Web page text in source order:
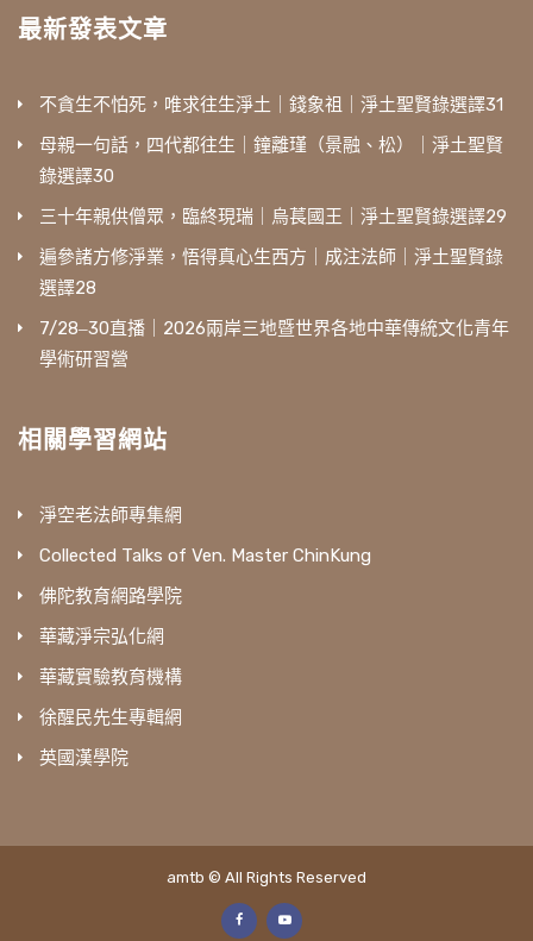
最新發表文章
不貪生不怕死，唯求往生淨土｜錢象祖｜淨土聖賢錄選譯31
母親一句話，四代都往生｜鐘離瑾（景融、松）｜淨土聖賢
錄選譯30
三十年親供僧眾，臨終現瑞｜烏萇國王｜淨土聖賢錄選譯29
遍參諸方修淨業，悟得真心生西方｜成注法師｜淨土聖賢錄
選譯28
7/28‒30直播｜2026兩岸三地暨世界各地中華傳統文化青年
學術研習營
相關學習網站
淨空老法師專集網
Collected Talks of Ven. Master ChinKung
佛陀教育網路學院
華藏淨宗弘化網
華藏實驗教育機構
徐醒民先生專輯網
英國漢學院
amtb © All Rights Reserved